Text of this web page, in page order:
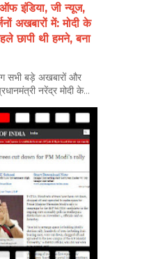
ऑफ इंडिया, जी न्यूज,
अखबारों में: मोदी के
छापी थी हमने, बना
सभी बड़े अखबारों और
नरेंद्र मोदी के...